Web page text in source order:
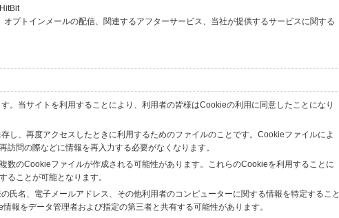
プトインメールの配信、関連するアフターサービス、当社が提供するサービスに関する
。当サイトを利用することにより、利用者の皆様はCookieの利用に同意したことになり
し、再度アクセスしたときに利用するためのファイルのことです。Cookieファイルによ
訪問の際などに情報を再入力する必要がなくなります。
数のCookieファイルが作成される可能性があります。これらのCookieを利用することに
ることが可能となります。
氏名、電子メールアドレス、その他利用者のコンピューターに関する情報を特定すること
報をデータ管理者および指定の第三者と共有する可能性があります。